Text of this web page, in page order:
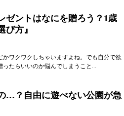
ゼントはなにを贈ろう？1歳
び方』
ワクワクしちゃいますよね。でも自分で欲
たらいいのか悩んでしまうこと...
…？自由に遊べない公園が急